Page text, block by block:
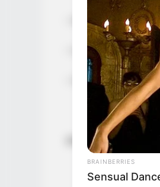
– Mit
– Lauwarm
– Guten Appetit
#Apfelkuchen
BRAINBERRIES
Sensual